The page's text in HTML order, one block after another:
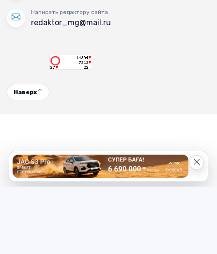
Написать редактору сайта
redaktor_mg@mail.ru
Наверх